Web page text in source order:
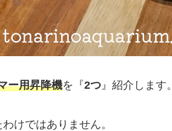
ー用昇降機を『2つ』紹介します。
けではありません。